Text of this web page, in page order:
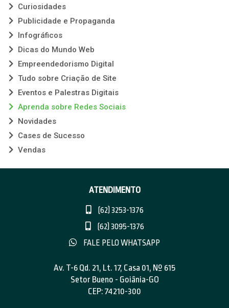
Curiosidades
Publicidade e Propaganda
Infográficos
Dicas do Mundo Web
Empreendedorismo Digital
Tudo sobre Criação de Site
Eventos e Palestras Digitais
Aprenda sobre Redes Sociais
Novidades
Cases de Sucesso
Vendas
ATENDIMENTO
(62) 3253-1376
(62) 3095-1376
FALE PELO WHATSAPP
Av. T-6 Qd. 21, Lt. 17, Casa 01, Nº 615
Setor Bueno - Goiânia-GO
CEP: 74210-300